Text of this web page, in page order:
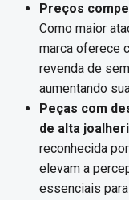
Preços
Como maior
marca oferece
revenda de
aumentando
Peças com
de alta
reconhecida
elevam a
essenciais